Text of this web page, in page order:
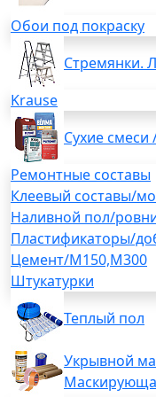
Обои под покраску
Стремянки.
Krause
Сухие
Ремонтные составы
Клеевый составы/
Наливной пол/
Пластификаторы/
Цемент/М150,М300
Штукатурки
Теплый пол
Укрывной